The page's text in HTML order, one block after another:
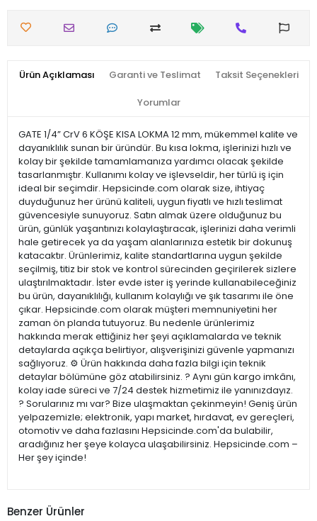
Ürün Açıklaması Garanti ve Teslimat Taksit Seçenekleri
Yorumlar
GATE 1/4” CrV 6 KÖŞE KISA LOKMA 12 mm, mükemmel kalite ve
dayanıklılık sunan bir üründür. Bu kısa lokma, işlerinizi hızlı ve
kolay bir şekilde tamamlamanıza yardımcı olacak şekilde
tasarlanmıştır. Kullanımı kolay ve işlevseldir, her türlü iş için
ideal bir seçimdir. Hepsicinde.com olarak size, ihtiyaç
duyduğunuz her ürünü kaliteli, uygun fiyatlı ve hızlı teslimat
güvencesiyle sunuyoruz. Satın almak üzere olduğunuz bu
ürün, günlük yaşantınızı kolaylaştıracak, işlerinizi daha verimli
hale getirecek ya da yaşam alanlarınıza estetik bir dokunuş
katacaktır. Ürünlerimiz, kalite standartlarına uygun şekilde
seçilmiş, titiz bir stok ve kontrol sürecinden geçirilerek sizlere
ulaştırılmaktadır. İster evde ister iş yerinde kullanabileceğiniz
bu ürün, dayanıklılığı, kullanım kolaylığı ve şık tasarımı ile öne
çıkar. Hepsicinde.com olarak müşteri memnuniyetini her
zaman ön planda tutuyoruz. Bu nedenle ürünlerimiz
hakkında merak ettiğiniz her şeyi açıklamalarda ve teknik
detaylarda açıkça belirtiyor, alışverişinizi güvenle yapmanızı
sağlıyoruz. ⚙️ Ürün hakkında daha fazla bilgi için teknik
detaylar bölümüne göz atabilirsiniz. ? Aynı gün kargo imkânı,
kolay iade süreci ve 7/24 destek hizmetimiz ile yanınızdayız.
? Sorularınız mı var? Bize ulaşmaktan çekinmeyin! Geniş ürün
yelpazemizle; elektronik, yapı market, hırdavat, ev gereçleri,
otomotiv ve daha fazlasını Hepsicinde.com'da bulabilir,
aradığınız her şeye kolayca ulaşabilirsiniz. Hepsicinde.com –
Her şey içinde!
Benzer Ürünler